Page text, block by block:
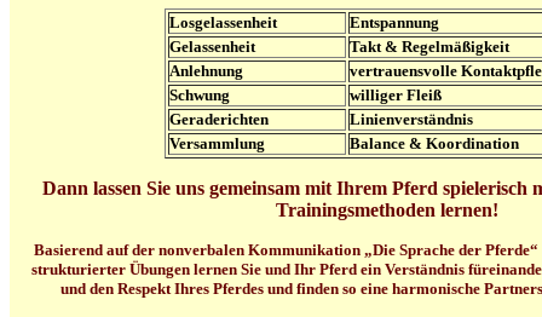
Losgelassenheit
Entspannung
Gelassenheit
Takt & Regelmäßigkeit
Anlehnung
vertrauensvolle
Schwung
williger Fleiß
Geraderichten
Linienverständnis
Versammlung
Balance & Koordination
Dann lassen Sie uns gemeinsam mit Ihrem Pferd spielerisch
Trainingsmethoden lernen!
Basierend auf der nonverbalen Kommunikation „Die Sprache der
strukturierter Übungen lernen Sie und Ihr Pferd ein Verständnis
und den Respekt Ihres Pferdes und finden so eine harmonische